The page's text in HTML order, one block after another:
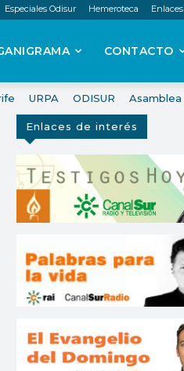
Especiales Odisur Hemeroteca Enlaces
CONTACTO
URPA ODISUR Asamblea
Enlaces de interés